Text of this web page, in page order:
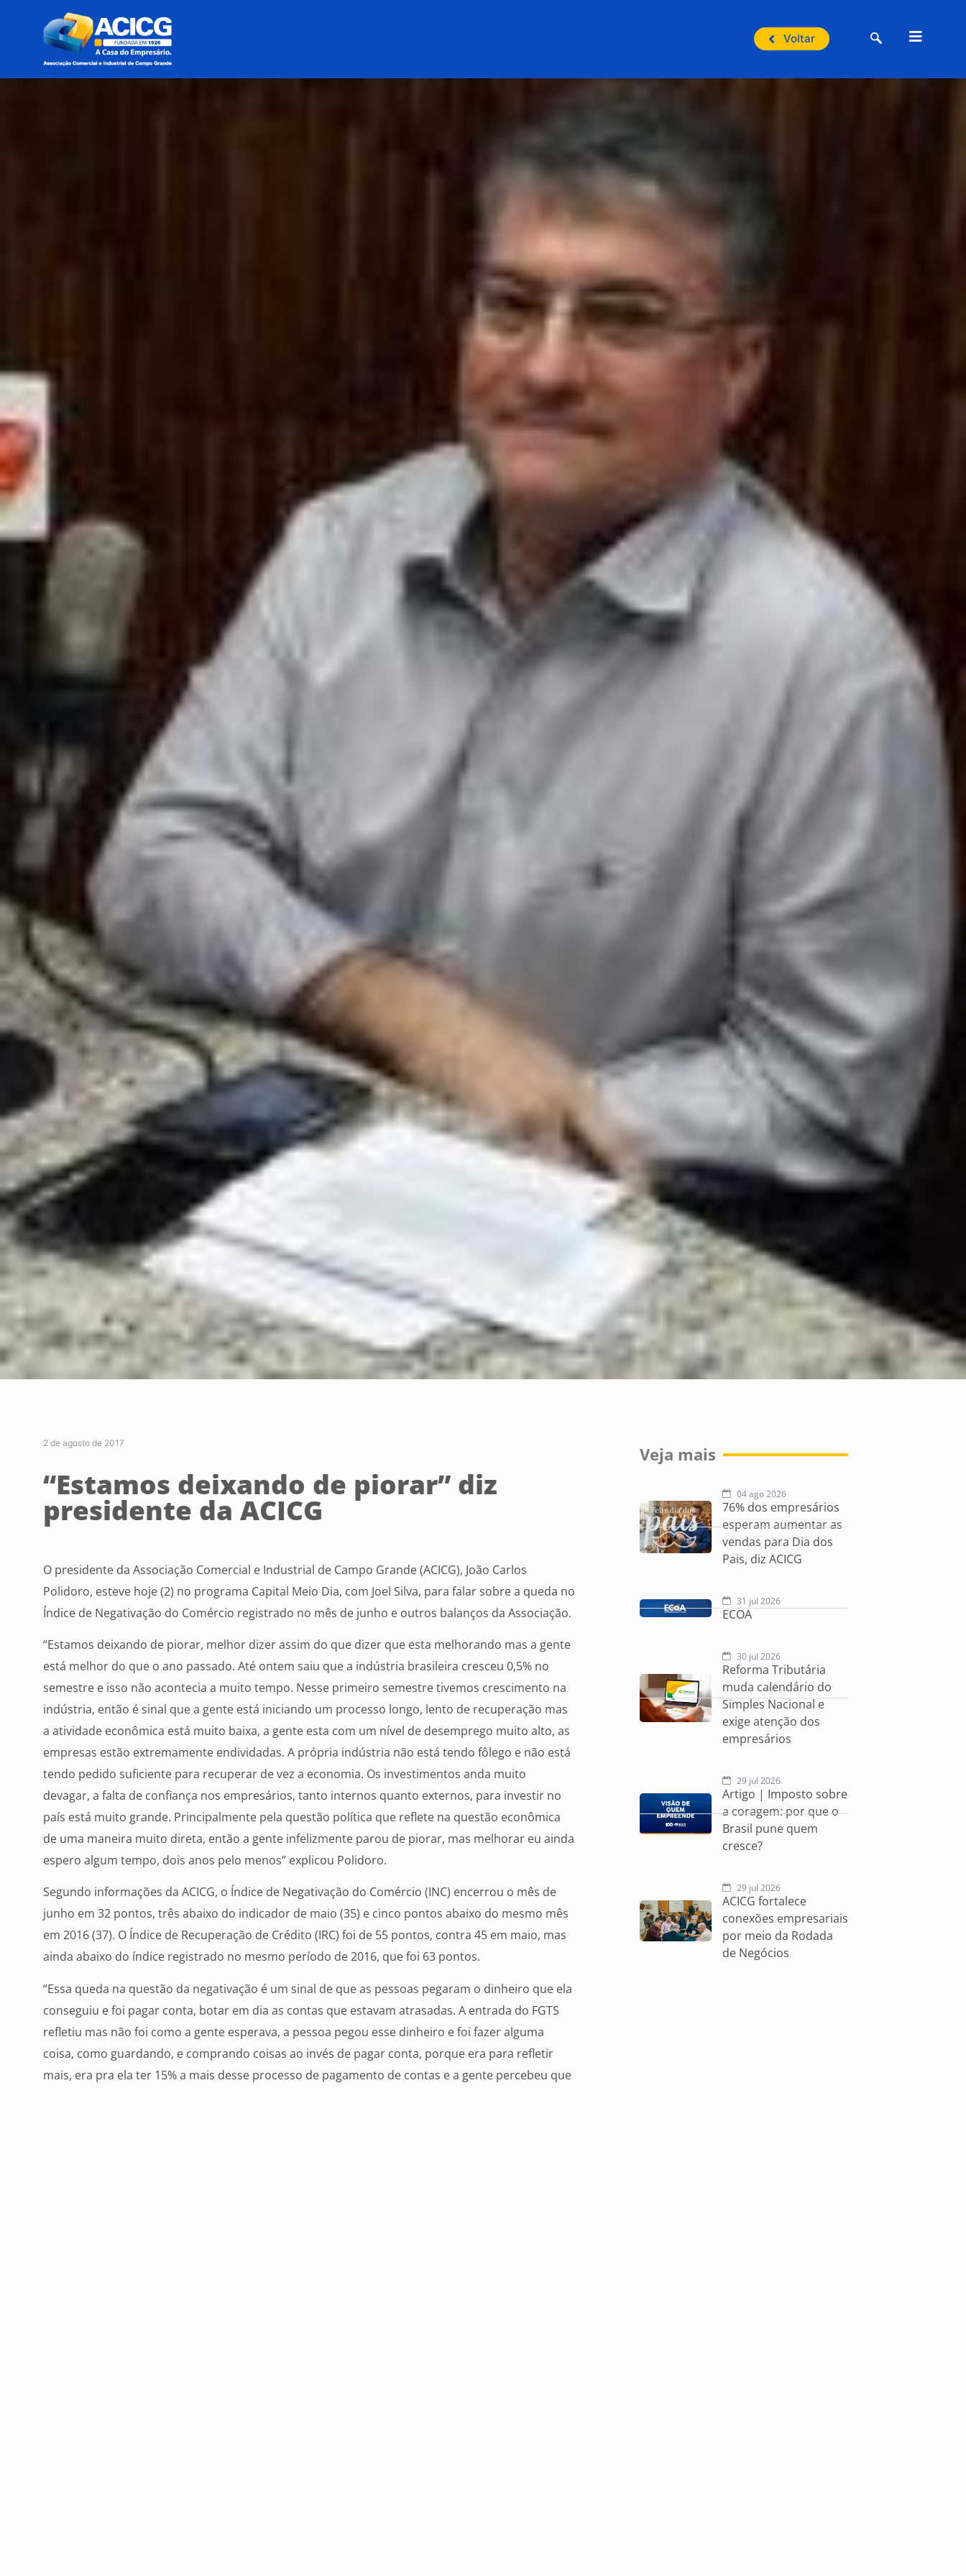
Voltar
2 de agosto de 2017
“Estamos deixando de piorar” diz
presidente da ACICG
O presidente da Associação Comercial e Industrial de Campo Grande (ACICG), João Carlos
Polidoro, esteve hoje (2) no programa Capital Meio Dia, com Joel Silva, para falar sobre a queda no
Índice de Negativação do Comércio registrado no mês de junho e outros balanços da Associação.
“Estamos deixando de piorar, melhor dizer assim do que dizer que esta melhorando mas a gente
está melhor do que o ano passado. Até ontem saiu que a indústria brasileira cresceu 0,5% no
semestre e isso não acontecia a muito tempo. Nesse primeiro semestre tivemos crescimento na
indústria, então é sinal que a gente está iniciando um processo longo, lento de recuperação mas
a atividade econômica está muito baixa, a gente esta com um nível de desemprego muito alto, as
empresas estão extremamente endividadas. A própria indústria não está tendo fôlego e não está
tendo pedido suficiente para recuperar de vez a economia. Os investimentos anda muito
devagar, a falta de confiança nos empresários, tanto internos quanto externos, para investir no
país está muito grande. Principalmente pela questão política que reflete na questão econômica
de uma maneira muito direta, então a gente infelizmente parou de piorar, mas melhorar eu ainda
espero algum tempo, dois anos pelo menos” explicou Polidoro.
Segundo informações da ACICG, o Índice de Negativação do Comércio (INC) encerrou o mês de
junho em 32 pontos, três abaixo do indicador de maio (35) e cinco pontos abaixo do mesmo mês
em 2016 (37). O Índice de Recuperação de Crédito (IRC) foi de 55 pontos, contra 45 em maio, mas
ainda abaixo do índice registrado no mesmo período de 2016, que foi 63 pontos.
“Essa queda na questão da negativação é um sinal de que as pessoas pegaram o dinheiro que ela
conseguiu e foi pagar conta, botar em dia as contas que estavam atrasadas. A entrada do FGTS
refletiu mas não foi como a gente esperava, a pessoa pegou esse dinheiro e foi fazer alguma
coisa, como guardando, e comprando coisas ao invés de pagar conta, porque era para refletir
mais, era pra ela ter 15% a mais desse processo de pagamento de contas e a gente percebeu que
Veja mais
04 ago 2026
76% dos empresários
esperam aumentar as
vendas para Dia dos
Pais, diz ACICG
31 jul 2026
ECOA
30 jul 2026
Reforma Tributária
muda calendário do
Simples Nacional e
exige atenção dos
empresários
29 jul 2026
Artigo | Imposto sobre
a coragem: por que o
Brasil pune quem
cresce?
29 jul 2026
ACICG fortalece
conexões empresariais
por meio da Rodada
de Negócios